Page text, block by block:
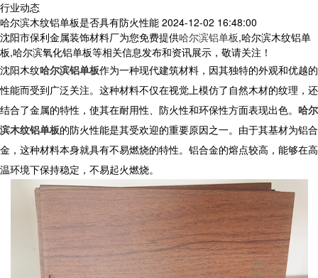
行业动态
哈尔滨木纹铝单板是否具有防火性能 2024-12-02 16:48:00
沈阳市保利金属装饰材料厂为您免费提供哈尔滨铝单板,哈尔滨木纹铝单
板,哈尔滨氧化铝单板等相关信息发布和资讯展示，敬请关注！
沈阳木纹哈尔滨铝单板作为一种现代建筑材料，因其独特的外观和优越的
性能而受到广泛关注。这种材料不仅在视觉上模仿了自然木材的纹理，还
结合了金属的特性，使其在耐用性、防火性和环保性方面表现出色。 哈尔
滨木纹铝单板的防火性能是其受欢迎的重要原因之一。由于其基材为铝合
金，这种材料本身就具有不易燃烧的特性。铝合金的熔点较高，能够在高
温环境下保持稳定，不易起火燃烧。